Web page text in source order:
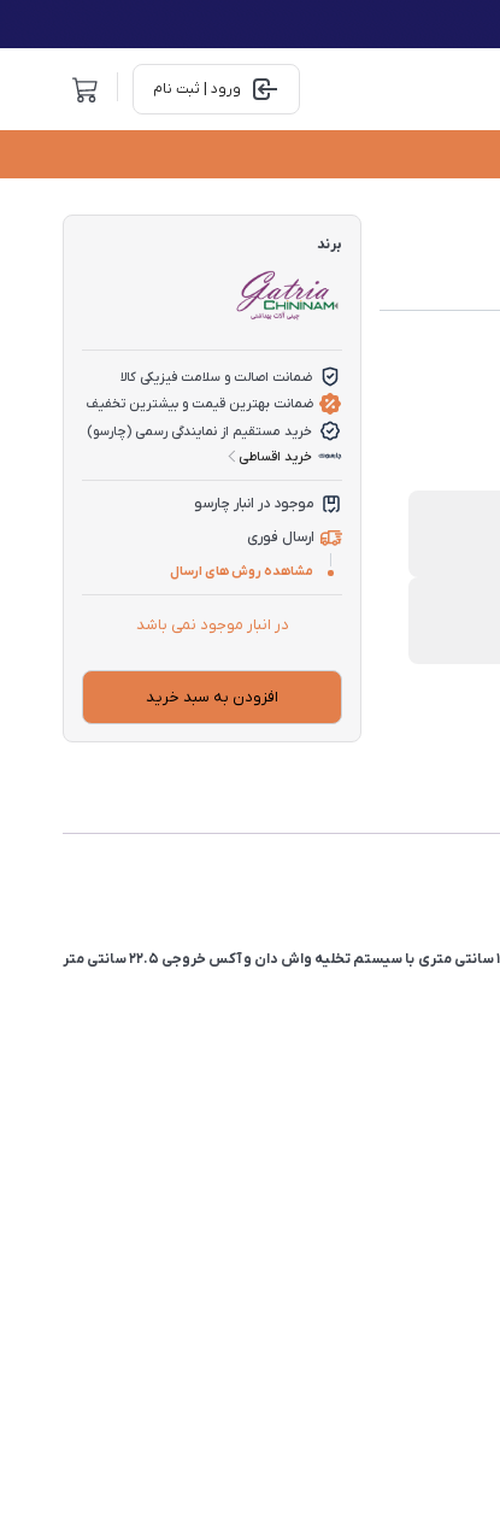
ورود | ثبت نام
برند
ضمانت اصالت و سلامت فیزیکی کالا
ضمانت بهترین قیمت و بیشترین تخفیف
خرید مستقیم از نمایندگی رسمی (چارسو)
خرید اقساطی
موجود در انبار چارسو
ارسال فوری
مشاهده روش های ارسال
در انبار موجود نمی باشد
افزودن به سبد خرید
توالت فرنگی گاتریا مدل آرسیتا (Arsita) یکی از جدیدترین مدل های گاتریا و با سایز متوسط میباشد (طول ۶۸ سانتی متر و ارتفاع ۷۷ سانتی متر). این توالت فرنگی دارای خروجی ۱۰ سانتی متری با سیستم تخلیه واش دان و آکس خروجی ۲۲.۵ سانتی متر